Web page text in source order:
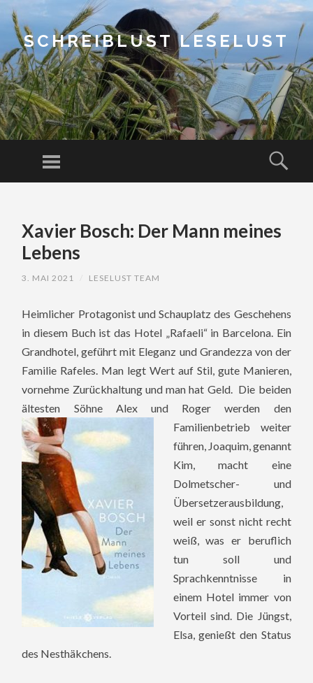
SCHREIBLUST LESELUST
Menu
CONTENT
Xavier Bosch: Der Mann meines
Lebens
3. MAI 2021 LESELUST TEAM
Heimlicher Protagonist und Schauplatz des Geschehens
in diesem Buch ist das Hotel „Rafaeli“ in Barcelona. Ein
Grandhotel, geführt mit Eleganz und Grandezza von der
Familie Rafeles. Man legt Wert auf Stil, gute Manieren,
vornehme Zurückhaltung und man hat Geld. Die beiden
ältesten Söhne Alex und Roger werden den
Familienbetrieb weiter
führen, Joaquim, genannt
Kim, macht eine
Dolmetscher- und
Übersetzerausbildung,
weil er sonst nicht recht
weiß, was er beruflich
tun soll und
Sprachkenntnisse in
einem Hotel immer von
Vorteil sind. Die Jüngst,
Elsa, genießt den Status
des Nesthäkchens.